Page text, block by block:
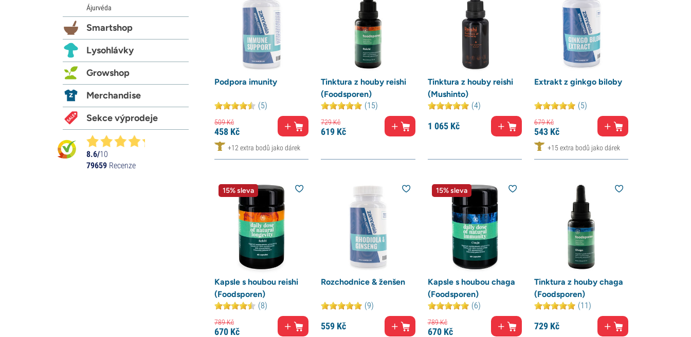
Podpora imunity
(5)
509Kč
458 Kč
+12 extra bodů jako dárek
Tinktura z houby reishi
(Foodsporen)
(15)
729Kč
619 Kč
Tinktura z houby reishi
(Mushinto)
(4)
1 065Kč
Extrakt z ginkgo biloby
(5)
679Kč
543Kč
+15 extra bodů jako dárek
15% sleva
Kapsle s houbou reishi
(Foodsporen)
(8)
789Kč
670 Kč
Rozchodnice & ženšen
(9)
559 Kč
15% sleva
Kapsle s houbou chaga
(Foodsporen)
(6)
789Kč
670Kč
Tinktura z houby chaga
(Foodsporen)
(11)
729Kč
Ájurvéda
Smartshop
Lysohlávky
Growshop
Merchandise
Sekce výprodeje
8.6/10
79659 Recenze